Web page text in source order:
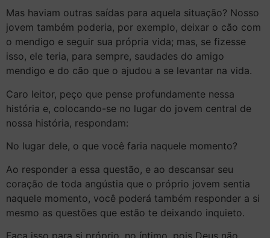
Mas haviam outras saídas para aquela situação? Nosso
jovem também poderia, por exemplo, deixar o cão com
o mendigo e seguir sua própria vida; mas, se fizesse
isso, ele teria, para sempre, saudades do amigo
mendigo e do cão que o ajudou a se levantar na vida.
Caro leitor, peço que pense profundamente nessa
história e, colocando-se no lugar do jovem central de
nossa história, respondam:
No lugar dele, o que você faria naquele momento?
Ao responder a essa questão, e ao descansar seu
coração de toda angústia que o próprio jovem sentia
naquele momento, você poderá também responder a si
mesmo as questões que estão te deixando inquieto.
Faça isso para si próprio, no íntimo, pois Deus não